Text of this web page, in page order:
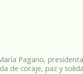
Pagano,
de coraje, paz y